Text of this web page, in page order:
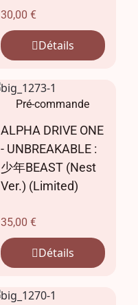
30,00 €
Détails
Pré-commande
ALPHA DRIVE ONE
- UNBREAKABLE :
少年BEAST (Nest
Ver.) (Limited)
35,00 €
Détails